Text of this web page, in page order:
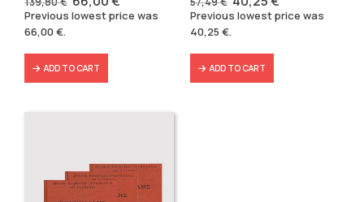
price
was:
price
is:
Previous lowest price was
66,00€.
ADD TO CART
price
was:
57,49 €.
price
is:
Previous lowest price was
40,25 €.
ADD TO CART